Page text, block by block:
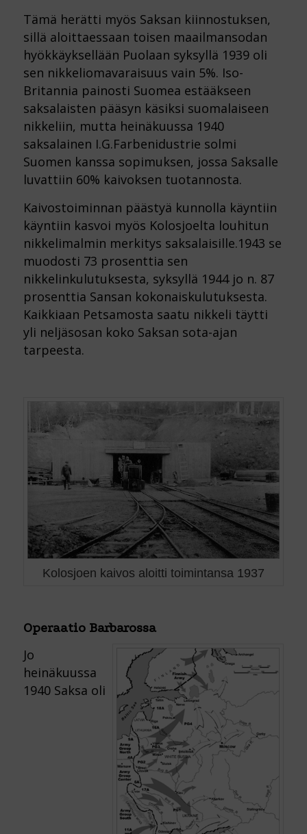
Tämä herätti myös Saksan kiinnostuksen,
sillä aloittaessaan toisen maailmansodan
hyökkäyksellään Puolaan syksyllä 1939 oli
sen nikkeliomavaraisuus vain 5%. Iso-
Britannia painosti Suomea estääkseen
saksalaisten pääsyn käsiksi suomalaiseen
nikkeliin, mutta heinäkuussa 1940
saksalainen I.G.Farbenidustrie solmi
Suomen kanssa sopimuksen, jossa Saksalle
luvattiin 60% kaivoksen tuotannosta.
Kaivostoiminnan päästyä kunnolla käyntiin
käyntiin kasvoi myös Kolosjoelta louhitun
nikkelimalmin merkitys saksalaisille.1943 se
muodosti 73 prosenttia sen
nikkelinkulutuksesta, syksyllä 1944 jo n. 87
prosenttia Sansan kokonaiskulutuksesta.
Kaikkiaan Petsamosta saatu nikkeli täytti
yli neljäsosan koko Saksan sota-ajan
tarpeesta.
Kolosjoen kaivos aloitti toimintansa 1937
Operaatio Barbarossa
Jo
heinäkuussa
1940 Saksa oli